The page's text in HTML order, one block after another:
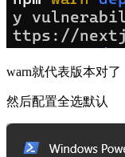
warn就代表版本对了
然后配置全选默认